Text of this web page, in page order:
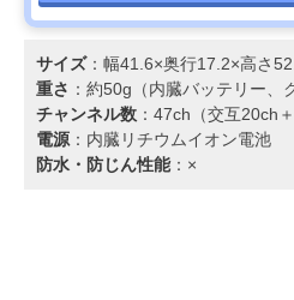
サイズ：幅41.6×奥行17.2×高さ
重さ ：約50g（内臓バッテリー、
チャンネル数 ：47ch（交互20ch
電源 ：内臓リチウムイオン電池
防水・防じん性能：×